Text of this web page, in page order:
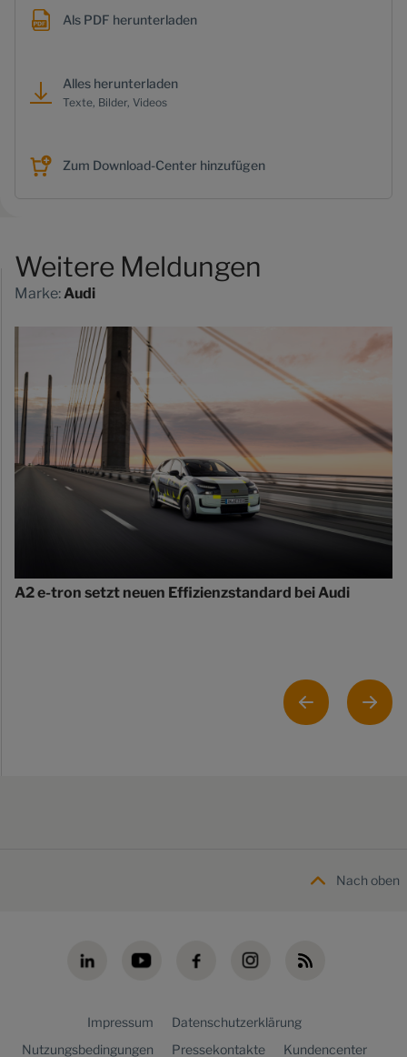
Als PDF herunterladen
Alles herunterladen
Texte, Bilder, Videos
Zum Download-Center hinzufügen
Weitere Meldungen
Marke:Audi
A2 e-tron setzt neuen Effizienzstandard bei Audi
Nach oben
Impressum
Datenschutzerklärung
Nutzungsbedingungen
Pressekontakte Kundencenter